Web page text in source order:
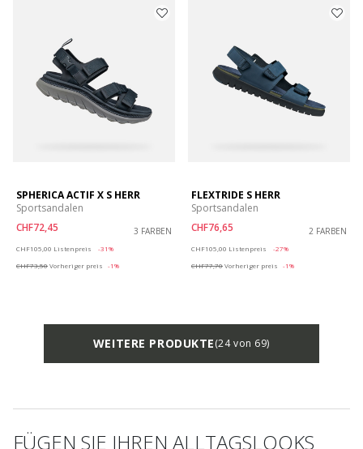
SPHERICA ACTIF X S HERR
Sportsandalen
CHF72,45
3 FARBEN
CHF105,00 Listenpreis
-31%
CHF73,50Vorheriger preis -1%
FLEXTRIDE S HERR
Sportsandalen
CHF76,65
2 FARBEN
CHF105,00 Listenpreis
-27%
CHF77,70Vorheriger preis -1%
WEITERE PRODUKTE(24 von 69)
FÜGEN SIE IHREN ALLTAGSLOOKS